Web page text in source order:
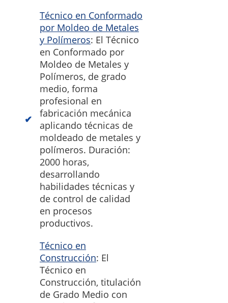
Técnico en Conformado
por Moldeo de Metales
y Polímeros: El Técnico
en Conformado por
Moldeo de Metales y
Polímeros, de grado
medio, forma
profesional en
fabricación mecánica
aplicando técnicas de
moldeado de metales y
polímeros. Duración:
2000 horas,
desarrollando
habilidades técnicas y
de control de calidad
en procesos
productivos.
Técnico en
Construcción: El
Técnico en
Construcción, titulación
de Grado Medio con